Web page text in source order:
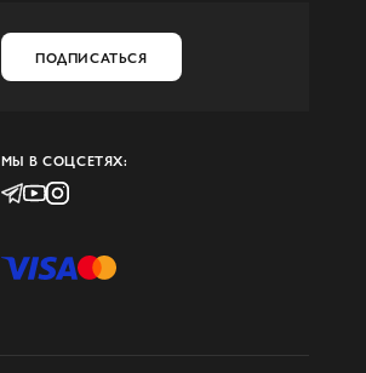
ПОДПИСАТЬСЯ
МЫ В СОЦСЕТЯХ: